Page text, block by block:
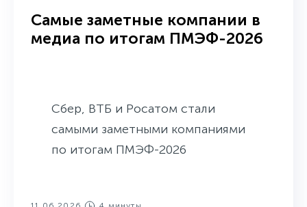
Самые заметные компании в
медиа по итогам ПМЭФ-2026
Сбер, ВТБ и Росатом стали
самыми заметными компаниями
по итогам ПМЭФ-2026